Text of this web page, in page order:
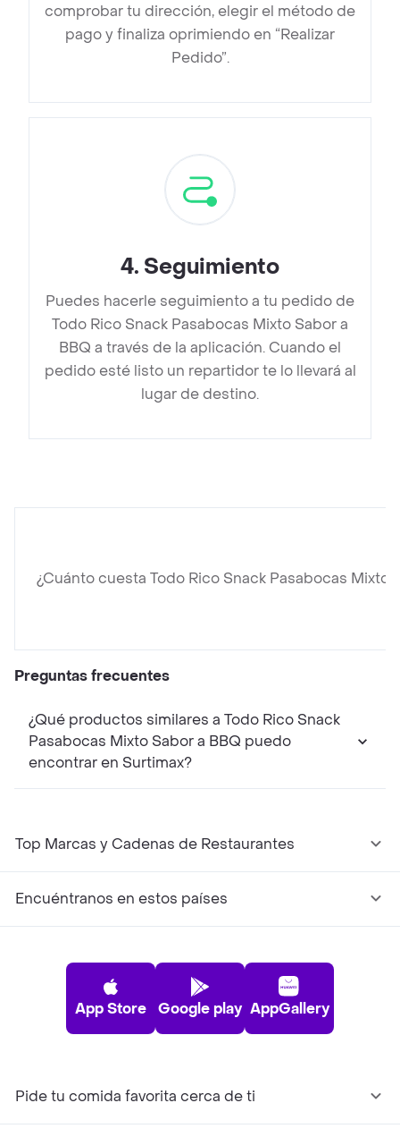
comprobar tu dirección, elegir el método de
pago y finaliza oprimiendo en “Realizar
Pedido”.
4. Seguimiento
Puedes hacerle seguimiento a tu pedido de
Todo Rico Snack Pasabocas Mixto Sabor a
BBQ a través de la aplicación. Cuando el
pedido esté listo un repartidor te lo llevará al
lugar de destino.
¿Cuánto cuesta Todo Rico Snack Pasabocas Mixto
Preguntas frecuentes
¿Qué productos similares a Todo Rico Snack
Pasabocas Mixto Sabor a BBQ puedo
encontrar en Surtimax?
Top Marcas y Cadenas de Restaurantes
Encuéntranos en estos países
App Store Google play AppGallery
Pide tu comida favorita cerca de ti